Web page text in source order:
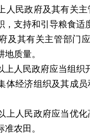
人民政府及其有关主
，支持和引导粮食适
其有关主管部门应
质量。
人民政府应当组织
经济组织及其成员
上人民政府应当优化
农田。